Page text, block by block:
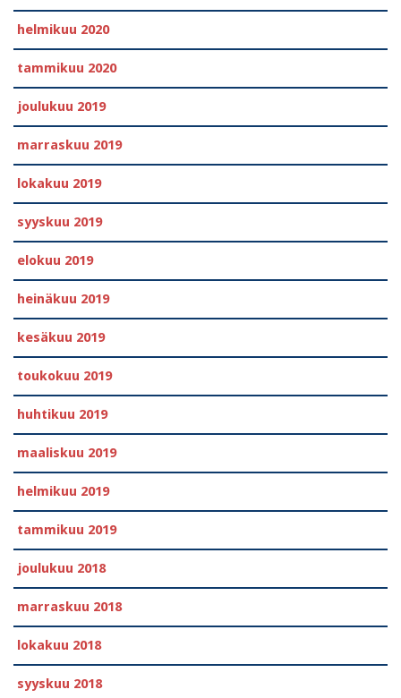
helmikuu 2020
tammikuu 2020
joulukuu 2019
marraskuu 2019
lokakuu 2019
syyskuu 2019
elokuu 2019
heinäkuu 2019
kesäkuu 2019
toukokuu 2019
huhtikuu 2019
maaliskuu 2019
helmikuu 2019
tammikuu 2019
joulukuu 2018
marraskuu 2018
lokakuu 2018
syyskuu 2018